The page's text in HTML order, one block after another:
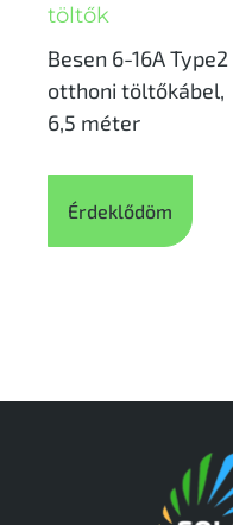
töltők
Besen 6-16A Type2
otthoni töltőkábel,
6,5 méter
Érdeklődöm